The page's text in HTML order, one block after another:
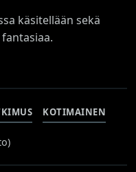
käsitellään sekä
KOTIMAINEN
)